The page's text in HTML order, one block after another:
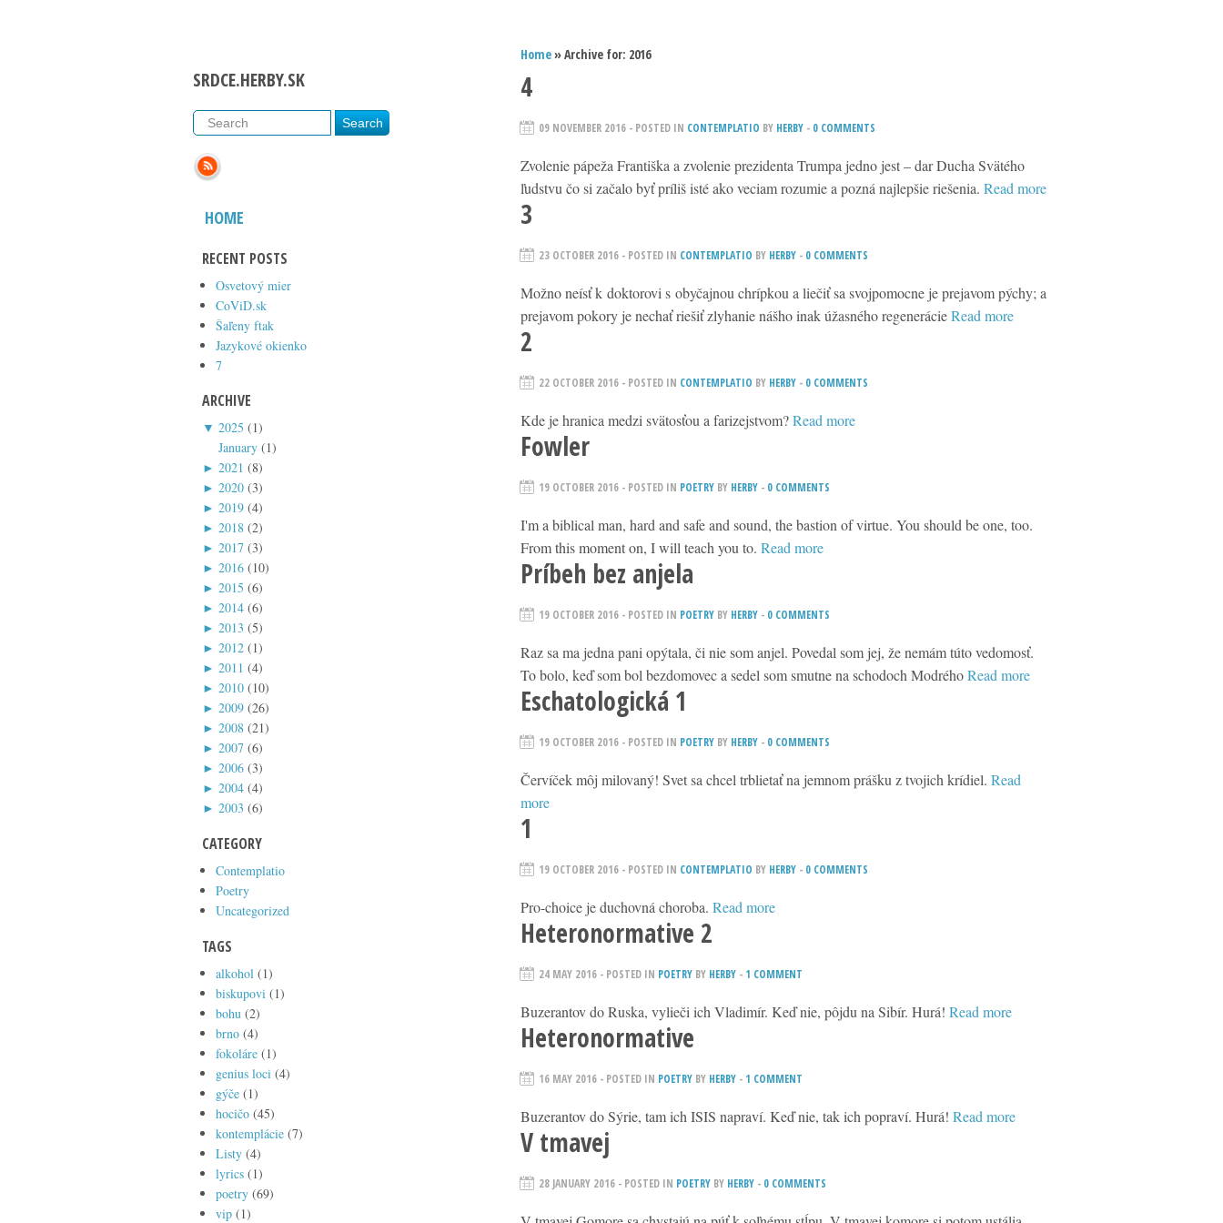
SRDCE.HERBY.SK
HOME
RECENT POSTS
Osvetový mier
CoViD.sk
Šaľeny ftak
Jazykové okienko
7
ARCHIVE
▼ 2025 (1)
January (1)
► 2021 (8)
► 2020 (3)
► 2019 (4)
► 2018 (2)
► 2017 (3)
► 2016 (10)
► 2015 (6)
► 2014 (6)
► 2013 (5)
► 2012 (1)
► 2011 (4)
► 2010 (10)
► 2009 (26)
► 2008 (21)
► 2007 (6)
► 2006 (3)
► 2004 (4)
► 2003 (6)
CATEGORY
Contemplatio
Poetry
Uncategorized
TAGS
alkohol (1)
biskupovi (1)
bohu (2)
brno (4)
fokoláre (1)
genius loci (4)
gýče (1)
hocičo (45)
kontemplácie (7)
Listy (4)
lyrics (1)
poetry (69)
vip (1)
Home» Archive for: 2016
4
09 NOVEMBER 2016 - POSTED IN CONTEMPLATIO BY HERBY - 0 COMMENTS
Zvolenie pápeža Františka a zvolenie prezidenta Trumpa jedno jest – dar Ducha Svätého
ľudstvu čo si začalo byť príliš isté ako veciam rozumie a pozná najlepšie riešenia. Read more
3
23 OCTOBER 2016 - POSTED IN CONTEMPLATIO BY HERBY - 0 COMMENTS
Možno neísť k doktorovi s obyčajnou chrípkou a liečiť sa svojpomocne je prejavom pýchy; a
prejavom pokory je nechať riešiť zlyhanie nášho inak úžasného regenerácieRead more
2
22 OCTOBER 2016 - POSTED IN CONTEMPLATIO BY HERBY - 0 COMMENTS
Kde je hranica medzi svätosťou a farizejstvom?Read more
Fowler
19 OCTOBER 2016 - POSTED IN POETRY BY HERBY - 0 COMMENTS
I'm a biblical man, hard and safe and sound, the bastion of virtue. You should be one, too.
From this moment on, I will teach you to. Read more
Príbeh bez anjela
19 OCTOBER 2016 - POSTED IN POETRY BY HERBY - 0 COMMENTS
Raz sa ma jedna pani opýtala, či nie som anjel. Povedal som jej, že nemám túto vedomosť.
To bolo, keď som bol bezdomovec a sedel som smutne na schodoch ModréhoRead more
Eschatologická 1
19 OCTOBER 2016 - POSTED IN POETRY BY HERBY - 0 COMMENTS
Červíček môj milovaný! Svet sa chcel trblietať na jemnom prášku z tvojich krídiel. Read
more
1
19 OCTOBER 2016 - POSTED IN CONTEMPLATIO BY HERBY - 0 COMMENTS
Pro-choice je duchovná choroba. Read more
Heteronormative 2
24 MAY 2016 - POSTED IN POETRY BY HERBY - 1 COMMENT
Buzerantov do Ruska, vylieči ich Vladimír. Keď nie, pôjdu na Sibír. Hurá! Read more
Heteronormative
16 MAY 2016 - POSTED IN POETRY BY HERBY - 1 COMMENT
Buzerantov do Sýrie, tam ich ISIS napraví. Keď nie, tak ich popraví. Hurá! Read more
V tmavej
28 JANUARY 2016 - POSTED IN POETRY BY HERBY - 0 COMMENTS